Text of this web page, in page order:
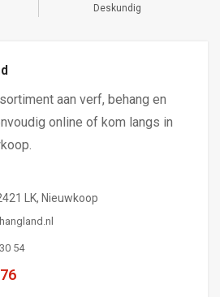
Deskundig
aan verf, behang en
online of kom langs in
LK, Nieuwkoop
54